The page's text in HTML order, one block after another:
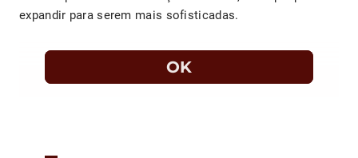
expandir para serem mais sofisticadas.